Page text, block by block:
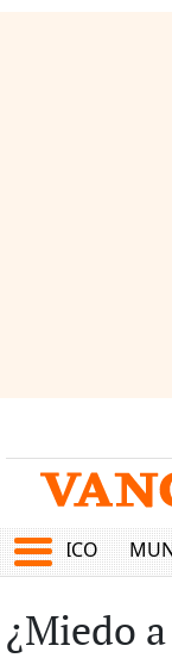
MÉXICO
¿Miedo